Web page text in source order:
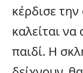
κέρδισε
καλείται να
παιδί. Η